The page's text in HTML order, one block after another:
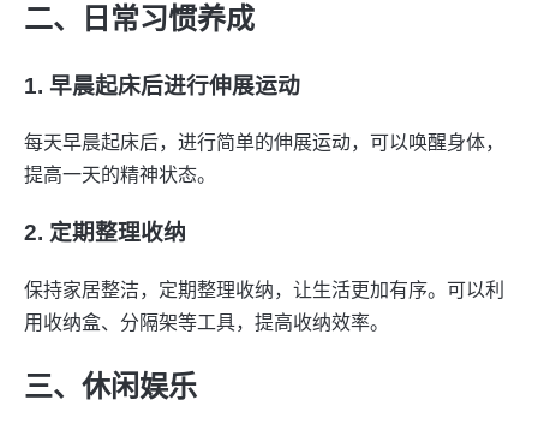
二、日常习惯养成
1. 早晨起床后进行伸展运动
每天早晨起床后，进行简单的伸展运动，可以唤醒身体，
提高一天的精神状态。
2. 定期整理收纳
保持家居整洁，定期整理收纳，让生活更加有序。可以利
用收纳盒、分隔架等工具，提高收纳效率。
三、休闲娱乐